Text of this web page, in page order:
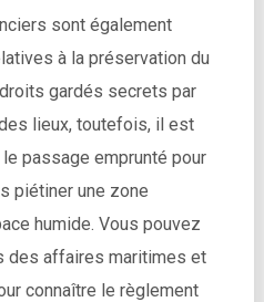
sont également
à la préservation du
gardés secrets par
lieux, toutefois, il est
passage emprunté pour
piétiner une zone
humide. Vous pouvez
des affaires maritimes et
connaître le règlement